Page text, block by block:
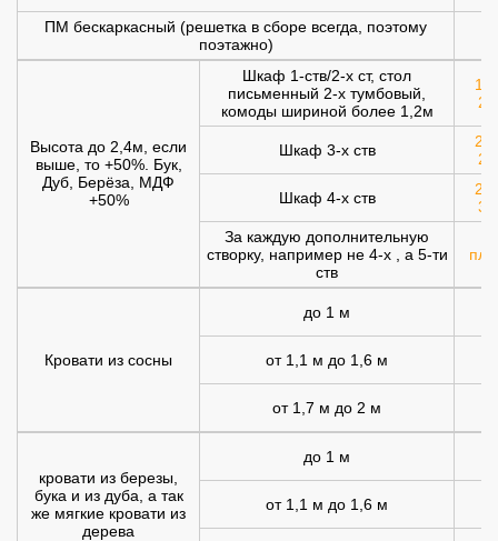
ПМ бескаркасный (решетка в сборе всегда, поэтому
поэтажно)
Высота до 2,4м, если
выше, то +50%. Бук,
Дуб, Берёза, МДФ
+50%
Шкаф 1-ств/2-х ст, стол
письменный 2-х тумбовый,
комоды шириной более 1,2м
Шкаф 3-х ств
Шкаф 4-х ств
За каждую дополнительную
створку, например не 4-х , а 5-ти
ств
Кровати из сосны
до 1 м
от 1,1 м до 1,6 м
от 1,7 м до 2 м
кровати из березы,
бука и из дуба, а так
же мягкие кровати из
дерева
до 1 м
от 1,1 м до 1,6 м